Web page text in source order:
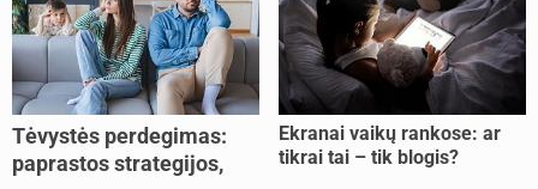
Tėvystės perdegimas:
paprastos strategijos,
Ekranai vaikų rankose: ar
tikrai tai – tik blogis?